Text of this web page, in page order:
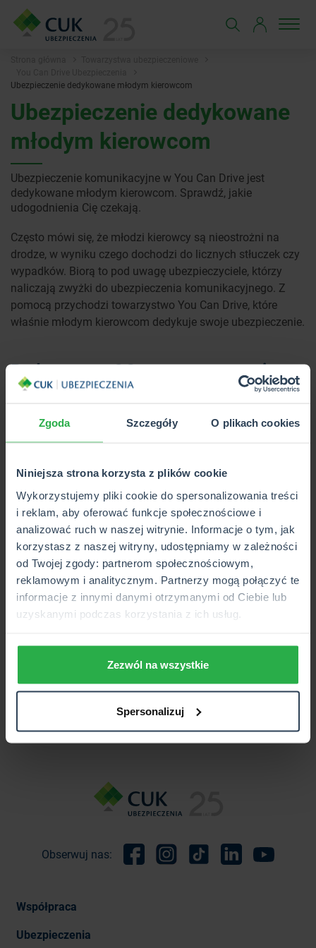
Zgoda Szczegóły O plikach cookies
Niniejsza strona korzysta z plików cookie
Wykorzystujemy pliki cookie do spersonalizowania treści
i reklam, aby oferować funkcje społecznościowe i
analizować ruch w naszej witrynie. Informacje o tym, jak
korzystasz z naszej witryny, udostępniamy w zależności
od Twojej zgody: partnerom społecznościowym,
reklamowym i analitycznym. Partnerzy mogą połączyć te
informacje z innymi danymi otrzymanymi od Ciebie lub
uzyskanymi podczas korzystania z ich usług.
Zezwól na wszystkie
Spersonalizuj
Ubezpieczenie dedykowane młodym kierowcom
Ubezpieczenie dedykowane
młodym kierowcom
Ubezpieczenie komunikacyjne w You Can Drive jest
dedykowane młodym kierowcom. Sprawdź, jakie
udogodnienia Cię czekają.
Często mówi się, że młodzi kierowcy są nieostrożni na
drodze, w wyniku czego dochodzi do licznych stłuczek czy
wypadków. Biorą to pod uwagę ubezpieczyciele, którzy
naliczają zwyżki do ubezpieczenia komunikacyjnego. Z
pomocą przychodzi towarzystwo You Can Drive, które
właśnie młodym kierowcom dedykuje swoje ubezpieczenie.
Podstawowe OC oraz rozszerzenia
ubezpieczycieli. Do dyspozycji masz jednak liczne dodatki,
takie jak NNW kierowcy i pasażera.
zdrowiu oraz ewentualną śmierć. Sumy ubezpieczenia
możesz dopasować do swoich potrzeb. Kolejnym
rozszerzeniem jest ubezpieczenie szyb. Ubezpieczyciel
współpracuje z wieloma serwisami, które specjalizują się w
naprawie i wymianie oszklenia w aucie. Towarzystwo
gwarantuje zwrot wszelkich kosztów.
Assistance także jest w ofercieYou Can Drive. Do wyboru
masz wariant podstawowy, który obejmuje awarię,
uruchomienie samochodu oraz holowanie, a także
Obserwuj nas:
Współpraca
Ubezpieczenia